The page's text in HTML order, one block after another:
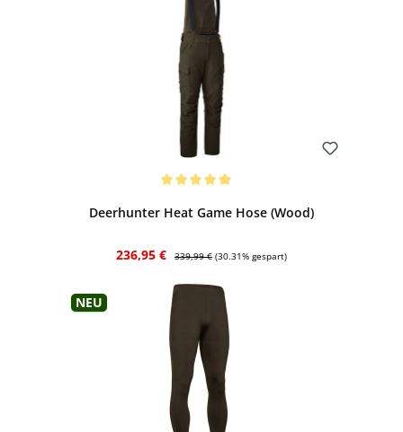
Deerhunter Heat Game Hose (Wood)
Verkaufspreis:
236,95 € Regulärer Preis:
339,99 € (30.31% gespart)
Neu